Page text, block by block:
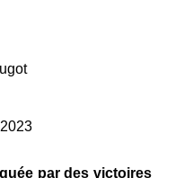
par des victoires